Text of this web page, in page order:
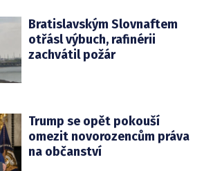
Bratislavským Slovnaftem
otřásl výbuch, rafinérii
zachvátil požár
Trump se opět pokouší
omezit novorozencům práva
na občanství